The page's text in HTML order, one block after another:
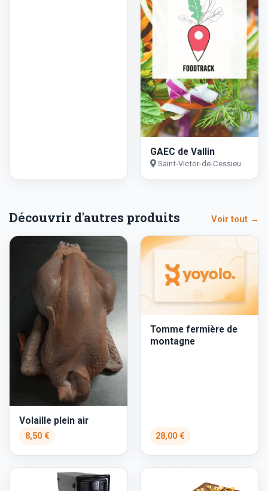
GAEC de Vallin
Saint-Victor-de-Cessieu
Découvrir d'autres produits Voir tout →
Volaille plein air
8,50 €
Tomme fermière de
montagne
28,00 €